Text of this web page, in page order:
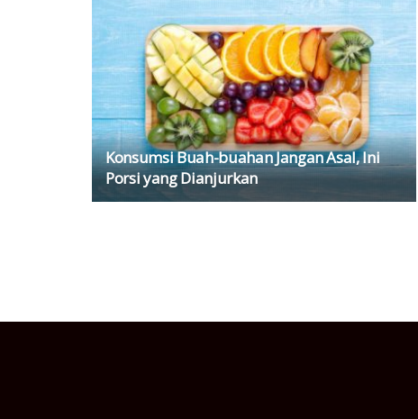
Konsumsi Buah-buahan Jangan Asal, Ini
Porsi yang Dianjurkan